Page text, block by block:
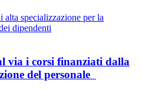
via i corsi finanziati dalla
del personale